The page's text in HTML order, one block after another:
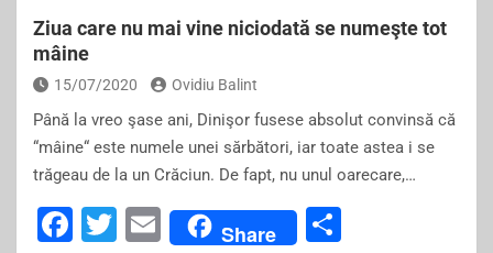
Ziua care nu mai vine niciodată se numeşte tot
mâine
15/07/2020 Ovidiu Balint
Până la vreo şase ani, Dinişor fusese absolut convinsă că
“mâine“ este numele unei sărbători, iar toate astea i se
trăgeau de la un Crăciun. De fapt, nu unul oarecare,…
F
T
E
Share